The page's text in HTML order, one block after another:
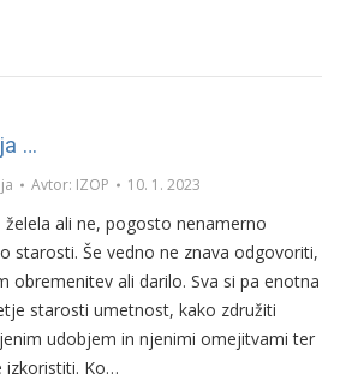
…
Avtor: IZOP 10. 1. 2023
ali ne, pogosto nenamerno
starosti. Še vedno ne znava odgovoriti,
obremenitev ali darilo. Sva si pa enotna
starosti umetnost, kako združiti
udobjem in njenimi omejitvami ter
izkoristiti. Ko…